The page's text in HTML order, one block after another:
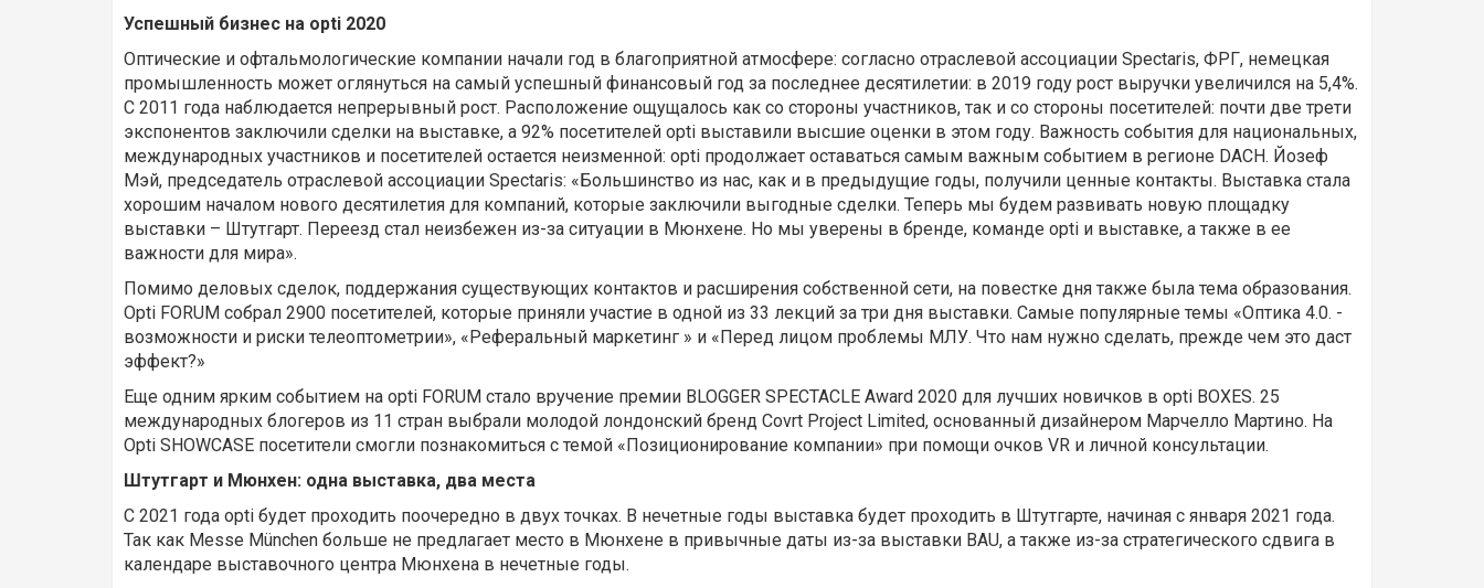
Успешный бизнес на opti 2020
Оптические и офтальмологические компании начали год в благоприятной атмосфере: согласно отраслевой ассоциации Spectaris, ФРГ, немецкая
промышленность может оглянуться на самый успешный финансовый год за последнее десятилетии: в 2019 году рост выручки увеличился на 5,4%.
С 2011 года наблюдается непрерывный рост. Расположение ощущалось как со стороны участников, так и со стороны посетителей: почти две трети
экспонентов заключили сделки на выставке, а 92% посетителей opti выставили высшие оценки в этом году. Важность события для национальных,
международных участников и посетителей остается неизменной: opti продолжает оставаться самым важным событием в регионе DACH. Йозеф
Мэй, председатель отраслевой ассоциации Spectaris: «Большинство из нас, как и в предыдущие годы, получили ценные контакты. Выставка стала
хорошим началом нового десятилетия для компаний, которые заключили выгодные сделки. Теперь мы будем развивать новую площадку
выставки – Штутгарт. Переезд стал неизбежен из-за ситуации в Мюнхене. Но мы уверены в бренде, команде opti и выставке, а также в ее
важности для мира».
Помимо деловых сделок, поддержания существующих контактов и расширения собственной сети, на повестке дня также была тема образования.
Opti FORUM собрал 2900 посетителей, которые приняли участие в одной из 33 лекций за три дня выставки. Самые популярные темы «Оптика 4.0. -
возможности и риски телеоптометрии», «Реферальный маркетинг » и «Перед лицом проблемы МЛУ. Что нам нужно сделать, прежде чем это даст
эффект?»
Еще одним ярким событием на opti FORUM стало вручение премии BLOGGER SPECTACLE Award 2020 для лучших новичков в opti BOXES. 25
международных блогеров из 11 стран выбрали молодой лондонский бренд Covrt Project Limited, основанный дизайнером Марчелло Мартино. На
Opti SHOWCASE посетители смогли познакомиться с темой «Позиционирование компании» при помощи очков VR и личной консультации.
Штутгарт и Мюнхен: одна выставка, два места
С 2021 года opti будет проходить поочередно в двух точках. В нечетные годы выставка будет проходить в Штутгарте, начиная с января 2021 года.
Так как Messe München больше не предлагает место в Мюнхене в привычные даты из-за выставки BAU, а также из-за стратегического сдвига в
календаре выставочного центра Мюнхена в нечетные годы.